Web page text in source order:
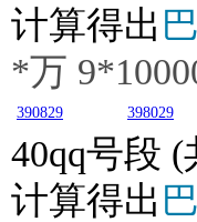
计算得出
*万
390829 398029
40qq号段 (
计算得出